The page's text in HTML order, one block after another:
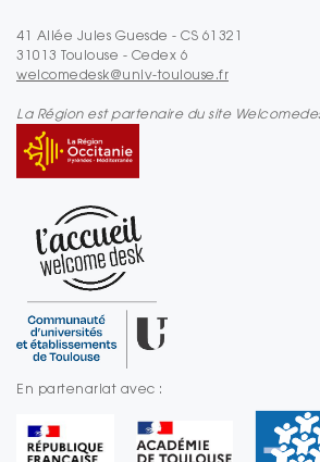
41 Allée Jules Guesde - CS 61321
31013 Toulouse - Cedex 6
welcomedesk@univ-toulouse.fr
La Région est partenaire du site
En partenariat avec :